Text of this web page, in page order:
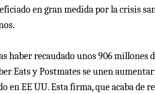
en gran medida por la crisis
haber recaudado unos 906 millones
Eats y Postmates se unen
EE UU. Esta firma, que acaba de